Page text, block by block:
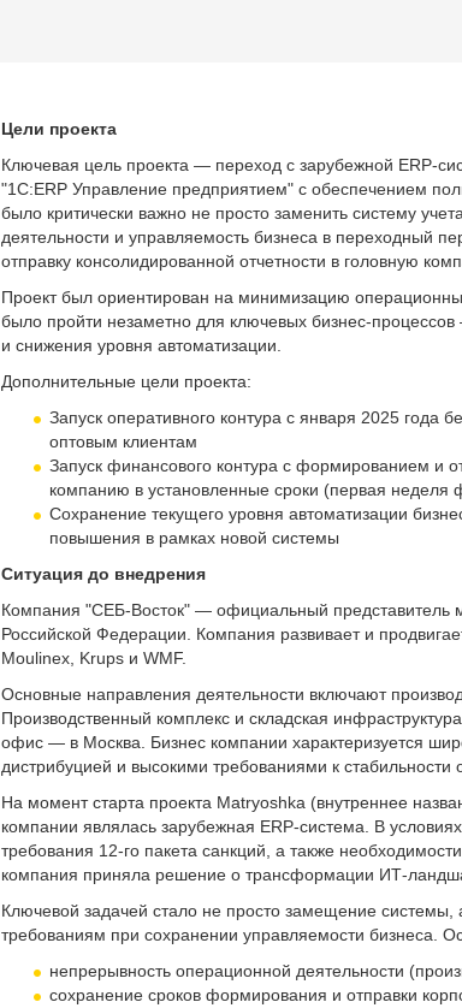
Цели проекта
Ключевая цель проекта — переход с зарубежной ERP-
"1С:ERP Управление предприятием" с обеспечением
было критически важно не просто заменить систему
деятельности и управляемость бизнеса в переходный
отправку консолидированной отчетности в головную
Проект был ориентирован на минимизацию
было пройти незаметно для ключевых бизнес-процессов
и снижения уровня автоматизации.
Дополнительные цели проекта:
Запуск оперативного контура с января 2025 года
оптовым клиентам
Запуск финансового контура с формированием и
компанию в установленные сроки (первая неделя
Сохранение текущего уровня автоматизации
повышения в рамках новой системы
Ситуация до внедрения
Компания "СЕБ-Восток" — официальный представитель
Российской Федерации. Компания развивает и
Moulinex, Krups и WMF.
Основные направления деятельности включают
Производственный комплекс и складская
офис — в Москва. Бизнес компании характеризуется
дистрибуцией и высокими требованиями к стабильности
На момент старта проекта Matryoshka (внутреннее
компании являлась зарубежная ERP-система. В
требования 12-го пакета санкций, а также
компания приняла решение о трансформации ИТ-
Ключевой задачей стало не просто замещение системы,
требованиям при сохранении управляемости бизнеса.
непрерывность операционной деятельности
сохранение сроков формирования и отправки